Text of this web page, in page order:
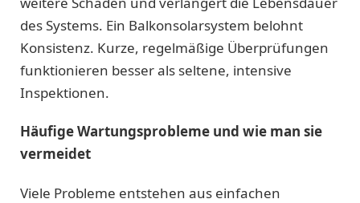
des Systems. Ein Balkonsolarsystem belohnt
Konsistenz. Kurze, regelmäßige Überprüfungen
funktionieren besser als seltene, intensive
Inspektionen.
Häufige Wartungsprobleme und wie man sie
vermeidet
Viele Probleme entstehen aus einfachen